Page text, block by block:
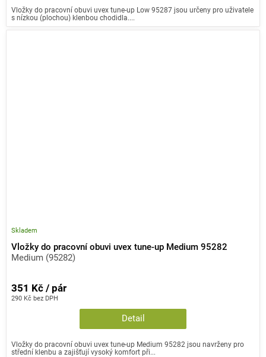
Vložky do pracovní obuvi uvex tune-up Low 95287 jsou určeny pro uživatele
s nízkou (plochou) klenbou chodidla....
Vložky do pracovní obuvi uvex tune-up Medium 95282
Medium (95282)
Skladem
290 Kč bez DPH
351 Kč / pár
Detail
Vložky do pracovní obuvi uvex tune-up Medium 95282 jsou navrženy pro
střední klenbu a zajišťují vysoký komfort při...